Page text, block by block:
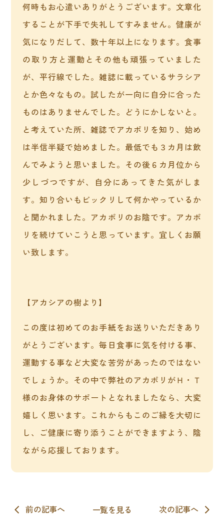
何時もお心遣いありがとうございます。文章化
することが下手で失礼してすみません。健康が
気になりだして、数十年以上になります。食事
の取り方と運動とその他も頑張っていました
が、平行線でした。雑誌に載っているサラシア
とか色々なもの。試したが一向に自分に合った
ものはありませんでした。どうにかしないと。
と考えていた所、雑誌でアカポリを知り、始め
は半信半疑で始めました。最低でも３カ月は飲
んでみようと思いました。その後６カ月位から
少しづつですが、自分にあってきた気がしま
す。知り合いもビックリして何かやっているか
と聞かれました。アカポリのお陰です。アカポ
リを続けていこうと思っています。宜しくお願
い致します。
【アカシアの樹より】
この度は初めてのお手紙をお送りいただきあり
がとうございます。毎日食事に気を付ける事、
運動する事など大変な苦労があったのではない
でしょうか。その中で弊社のアカポリがＨ・Ｔ
様のお身体のサポートとなれましたなら、大変
嬉しく思います。これからもこのご縁を大切に
し、ご健康に寄り添うことができますよう、陰
ながら応援しております。
一覧を見る